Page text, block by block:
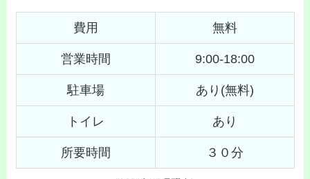
費用 無料
営業時間 9:00-18:00
駐車場 あり(無料)
トイレ あり
所要時間 ３０分